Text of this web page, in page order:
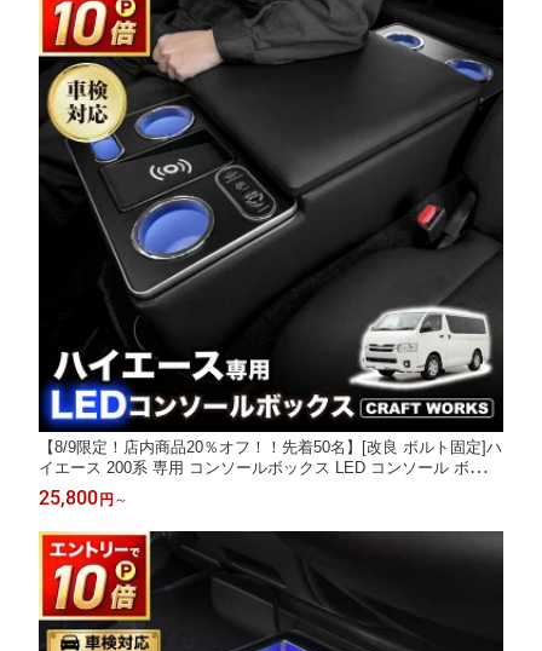
【8/9限定！店内商品20％オフ！！先着50名】[改良 ボルト固定]ハ
イエース 200系 専用 コンソールボックス LED コンソール ボック
ス アームレスト センターコンソール 1型 2型 3型 4型 5型 6型 7型
8型 9型 車 収納 内装 標準車 カー用品 USB ポート
25,800 円 ～